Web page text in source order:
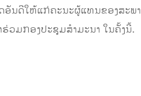
ອັນດີໃຫ້ແ​ກ່ຄະນະຜູ້​ແທນຂອງສະພາ
ວມກອງປະຊຸມສໍາມະນາ ໃນຄັ້ງນີ້.